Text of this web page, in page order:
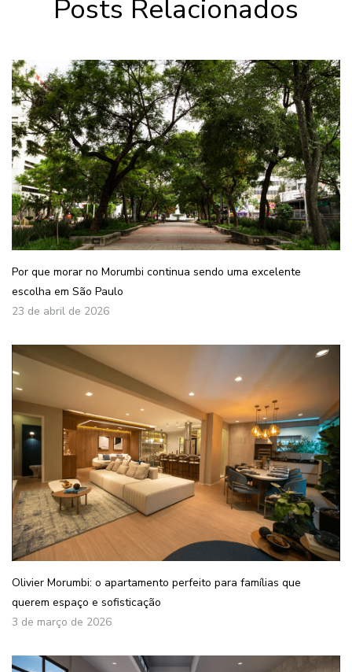
Posts Relacionados
Por que morar no Morumbi continua sendo uma excelente
escolha em São Paulo
23 de abril de 2026
Olivier Morumbi: o apartamento perfeito para famílias que
querem espaço e sofisticação
3 de março de 2026